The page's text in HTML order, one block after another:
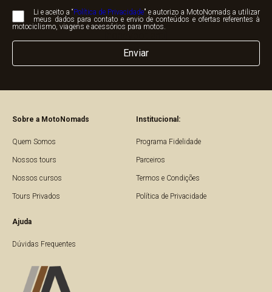
Li e aceito a “Política de Privacidade" e autorizo a MotoNomads a utilizar
meus dados para contato e envio de conteúdos e ofertas referentes à
motociclismo, viagens e acessórios para motos.
Sobre a MotoNomads
Quem Somos
Nossos tours
Nossos cursos
Tours Privados
Institucional:
Programa Fidelidade
Parceiros
Termos e Condições
Política de Privacidade
Ajuda
Dúvidas Frequentes